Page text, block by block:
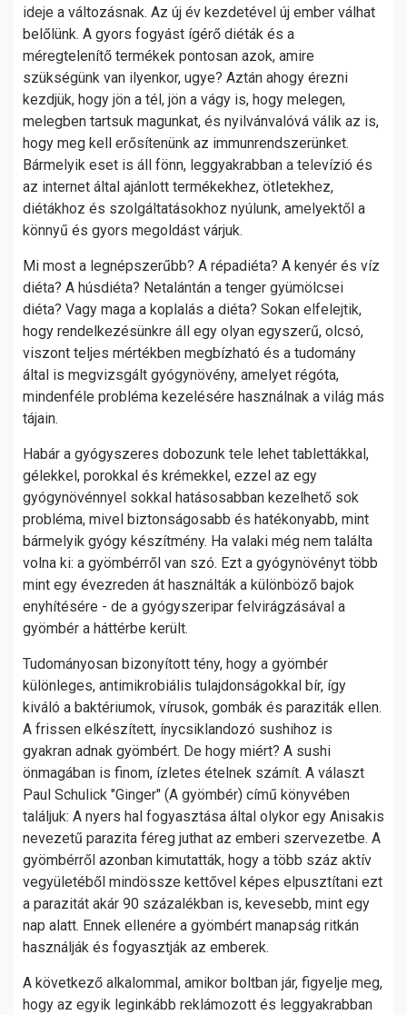
ideje a változásnak. Az új év kezdetével új ember válhat
belőlünk. A gyors fogyást ígérő diéták és a
méregtelenítő termékek pontosan azok, amire
szükségünk van ilyenkor, ugye? Aztán ahogy érezni
kezdjük, hogy jön a tél, jön a vágy is, hogy melegen,
melegben tartsuk magunkat, és nyilvánvalóvá válik az is,
hogy meg kell erősítenünk az immunrendszerünket.
Bármelyik eset is áll fönn, leggyakrabban a televízió és
az internet által ajánlott termékekhez, ötletekhez,
diétákhoz és szolgáltatásokhoz nyúlunk, amelyektől a
könnyű és gyors megoldást várjuk.
Mi most a legnépszerűbb? A répadiéta? A kenyér és víz
diéta? A húsdiéta? Netalántán a tenger gyümölcsei
diéta? Vagy maga a koplalás a diéta? Sokan elfelejtik,
hogy rendelkezésünkre áll egy olyan egyszerű, olcsó,
viszont teljes mértékben megbízható és a tudomány
által is megvizsgált gyógynövény, amelyet régóta,
mindenféle probléma kezelésére használnak a világ más
tájain.
Habár a gyógyszeres dobozunk tele lehet tablettákkal,
gélekkel, porokkal és krémekkel, ezzel az egy
gyógynövénnyel sokkal hatásosabban kezelhető sok
probléma, mivel biztonságosabb és hatékonyabb, mint
bármelyik gyógy készítmény. Ha valaki még nem találta
volna ki: a gyömbérről van szó. Ezt a gyógynövényt több
mint egy évezreden át használták a különböző bajok
enyhítésére - de a gyógyszeripar felvirágzásával a
gyömbér a háttérbe került.
Tudományosan bizonyított tény, hogy a gyömbér
különleges, antimikrobiális tulajdonságokkal bír, így
kiváló a baktériumok, vírusok, gombák és paraziták ellen.
A frissen elkészített, ínycsiklandozó sushihoz is
gyakran adnak gyömbért. De hogy miért? A sushi
önmagában is finom, ízletes ételnek számít. A választ
Paul Schulick "Ginger" (A gyömbér) című könyvében
találjuk: A nyers hal fogyasztása által olykor egy Anisakis
nevezetű parazita féreg juthat az emberi szervezetbe. A
gyömbérről azonban kimutatták, hogy a több száz aktív
vegyületéből mindössze kettővel képes elpusztítani ezt
a parazitát akár 90 százalékban is, kevesebb, mint egy
nap alatt. Ennek ellenére a gyömbért manapság ritkán
használják és fogyasztják az emberek.
A következő alkalommal, amikor boltban jár, figyelje meg,
hogy az egyik leginkább reklámozott és leggyakrabban